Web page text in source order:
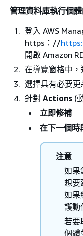
管理資料庫執行個體
登入 AWS
https：//
開啟 Amazon
在導覽窗格中，
選擇具有必要
針對 Actions (
立即修補
在下一個時
注意
如果
想要
如果
護動
若要
個體